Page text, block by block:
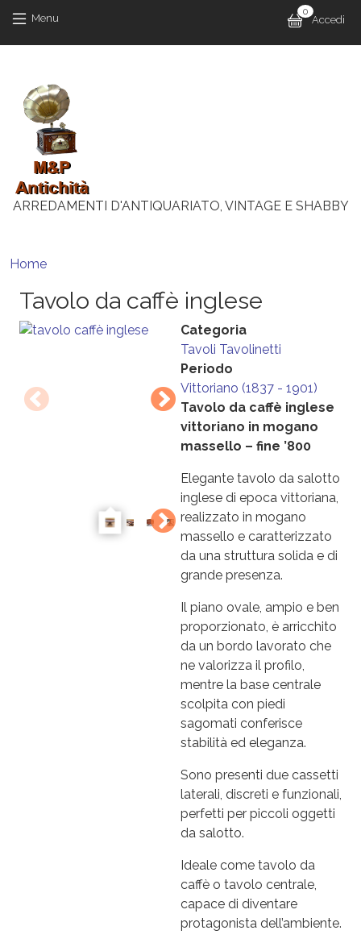
Menu
0
Accedi
ARREDAMENTI D'ANTIQUARIATO, VINTAGE E SHABBY
Briciole di pane
Home
Tavolo da caffè inglese
Categoria
Tavoli Tavolinetti
Periodo
Vittoriano (1837 - 1901)
Tavolo da caffè inglese
vittoriano in mogano
massello – fine ’800
Elegante tavolo da salotto
inglese di epoca vittoriana,
realizzato in mogano
massello e caratterizzato
da una struttura solida e di
grande presenza.
Il piano ovale, ampio e ben
proporzionato, è arricchito
da un bordo lavorato che
ne valorizza il profilo,
mentre la base centrale
scolpita con piedi
sagomati conferisce
stabilità ed eleganza.
Sono presenti due cassetti
laterali, discreti e funzionali,
perfetti per piccoli oggetti
da salotto.
Ideale come tavolo da
caffè o tavolo centrale,
capace di diventare
protagonista dell’ambiente.